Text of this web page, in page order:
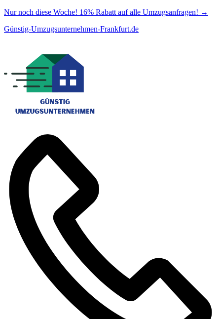
Nur noch diese Woche! 16% Rabatt auf alle Umzugsanfragen! →
Günstig-Umzugsunternehmen-Frankfurt.de